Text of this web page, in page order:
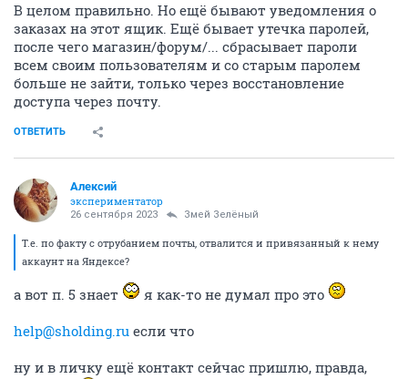
В целом правильно. Но ещё бывают уведомления о
заказах на этот ящик. Ещё бывает утечка паролей,
после чего магазин/форум/... сбрасывает пароли
всем своим пользователям и со старым паролем
больше не зайти, только через восстановление
доступа через почту.
ОТВЕТИТЬ
Алексий
экспериментатор
26 сентября 2023 Змей Зелёный
Т.е. по факту с отрубанием почты, отвалится и привязанный к нему
аккаунт на Яндексе?
а вот п. 5 знает
я как-то не думал про это
help@sholding.ru если что
ну и в личку ещё контакт сейчас пришлю, правда,